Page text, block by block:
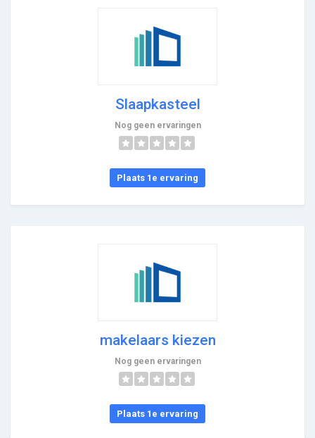
Slaapkasteel
Nog geen ervaringen
Plaats 1e ervaring
makelaars kiezen
Nog geen ervaringen
Plaats 1e ervaring